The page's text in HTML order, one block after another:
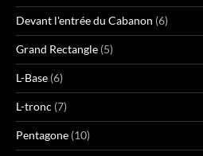
Devant l'entrée du Cabanon (6)
Grand Rectangle (5)
L-Base (6)
L-tronc (7)
Pentagone (10)